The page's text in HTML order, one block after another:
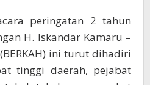
peringatan 2 tahun
H. Iskandar Kamaru –
ini turut dihadiri
tinggi daerah, pejabat